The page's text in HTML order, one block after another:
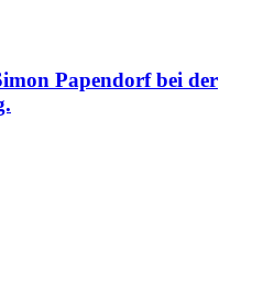
Papendorf bei der